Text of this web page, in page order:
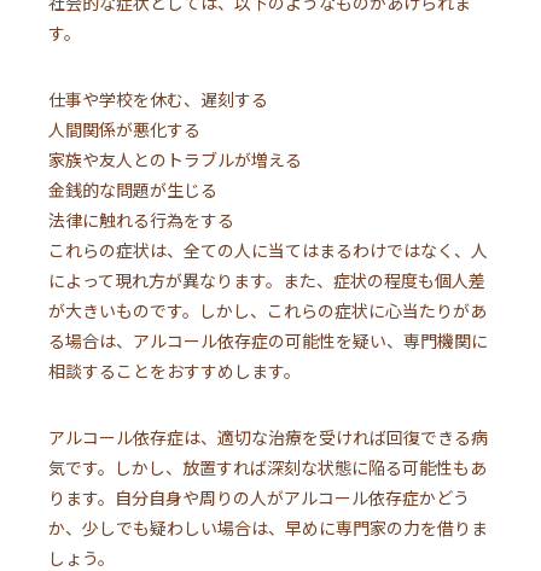
す。
仕事や学校を休む、遅刻する
人間関係が悪化する
家族や友人とのトラブルが増える
金銭的な問題が生じる
法律に触れる行為をする
これらの症状は、全ての人に当てはまるわけではなく、人
によって現れ方が異なります。また、症状の程度も個人差
が大きいものです。しかし、これらの症状に心当たりがあ
る場合は、アルコール依存症の可能性を疑い、専門機関に
相談することをおすすめします。
アルコール依存症は、適切な治療を受ければ回復できる病
気です。しかし、放置すれば深刻な状態に陥る可能性もあ
ります。自分自身や周りの人がアルコール依存症かどう
か、少しでも疑わしい場合は、早めに専門家の力を借りま
しょう。